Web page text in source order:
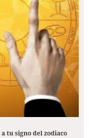
tu signo del zodiaco